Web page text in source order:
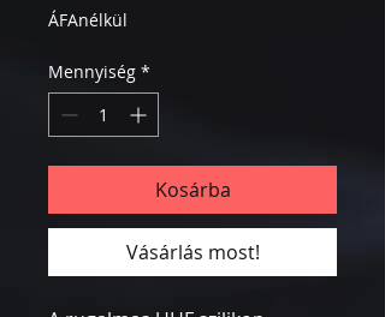
ÁFAnélkül
Mennyiség *
Kosárba
Vásárlás most!